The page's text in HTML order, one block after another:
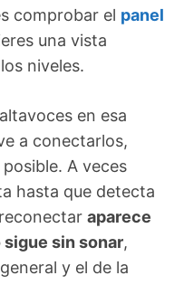
comprobar el panel
una vista
niveles.
en esa
a conectarlos,
A veces
hasta que detecta
aparece
sin sonar,
y el de la